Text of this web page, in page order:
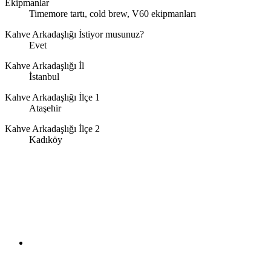
Ekipmanlar
Timemore tartı, cold brew, V60 ekipmanları
Kahve Arkadaşlığı İstiyor musunuz?
Evet
Kahve Arkadaşlığı İl
İstanbul
Kahve Arkadaşlığı İlçe 1
Ataşehir
Kahve Arkadaşlığı İlçe 2
Kadıköy